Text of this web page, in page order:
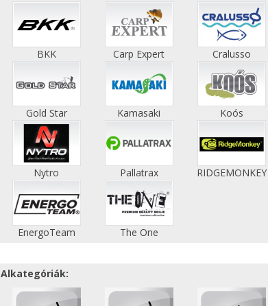
BKK Carp Expert Cralusso
Gold Star Kamasaki Koós
Nytro Pallatrax RIDGEMONKEY
EnergoTeam The One
Alkategóriák: